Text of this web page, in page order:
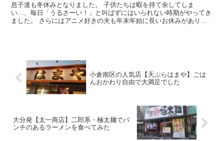
息子達も冬休みとなりました。 子供たちは暇を持て余してしま
い…、毎日「うるさーい！」と叫ばずにはいられない時期がやってき
ました。 さらにはアニメ好きの夫も年末年始に長いお休みがありま
小倉南区の人気店【天ぷらはまや】ごは
んおかわり自由で大満足でした
大分発【太一商店】二郎系・極太麺でパ
ンチのあるラーメンを食べてみた